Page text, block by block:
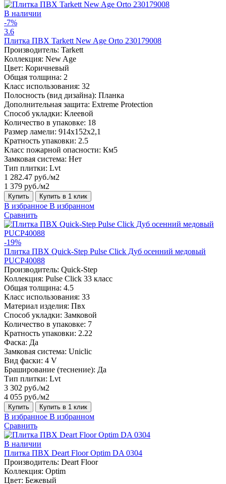
В наличии
-7%
3.6
Плитка ПВХ Tarkett New Age Orto 230179008
Производитель: Tarkett
Коллекция: New Age
Цвет: Коричневый
Общая толщина: 2
Класс использования: 32
Полосность (вид дизайна): Планка
Дополнительная защита: Extreme Protection
Способ укладки: Клеевой
Количество в упаковке: 18
Размер ламели: 914x152x2,1
Кратность упаковки: 2.5
Класс пожарной опасности: Км5
Замковая система: Нет
Тип плитки: Lvt
1 282.47 руб./м2
1 379 руб./м2
Купить Купить в 1 клик
В избранное В избранном
Сравнить
-19%
Плитка ПВХ Quick-Step Pulse Click Дуб осенний медовый
PUCP40088
Производитель: Quick-Step
Коллекция: Pulse Click 33 класс
Общая толщина: 4.5
Класс использования: 33
Материал изделия: Пвх
Способ укладки: Замковой
Количество в упаковке: 7
Кратность упаковки: 2.22
Фаска: Да
Замковая система: Uniclic
Вид фаски: 4 V
Браширование (теснение): Да
Тип плитки: Lvt
3 302 руб./м2
4 055 руб./м2
Купить Купить в 1 клик
В избранное В избранном
Сравнить
В наличии
Плитка ПВХ Deart Floor Optim DA 0304
Производитель: Deart Floor
Коллекция: Optim
Цвет: Бежевый